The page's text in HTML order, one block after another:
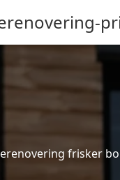
frisker